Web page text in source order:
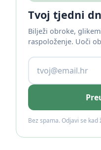
Tvoj tjedni
Bilježi obroke,
raspoloženje. Uoči
Bez spama. Odjavi se kad